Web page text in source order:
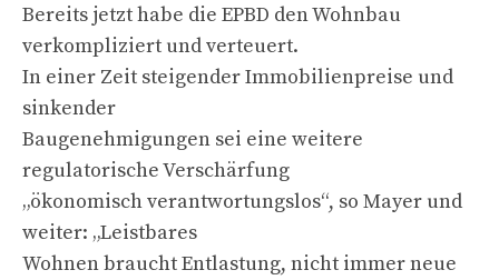
Bereits jetzt habe die EPBD den Wohnbau
verkompliziert und verteuert.
In einer Zeit steigender Immobilienpreise und
sinkender
Baugenehmigungen sei eine weitere
regulatorische Verschärfung
„ökonomisch verantwortungslos“, so Mayer und
weiter: „Leistbares
Wohnen braucht Entlastung, nicht immer neue